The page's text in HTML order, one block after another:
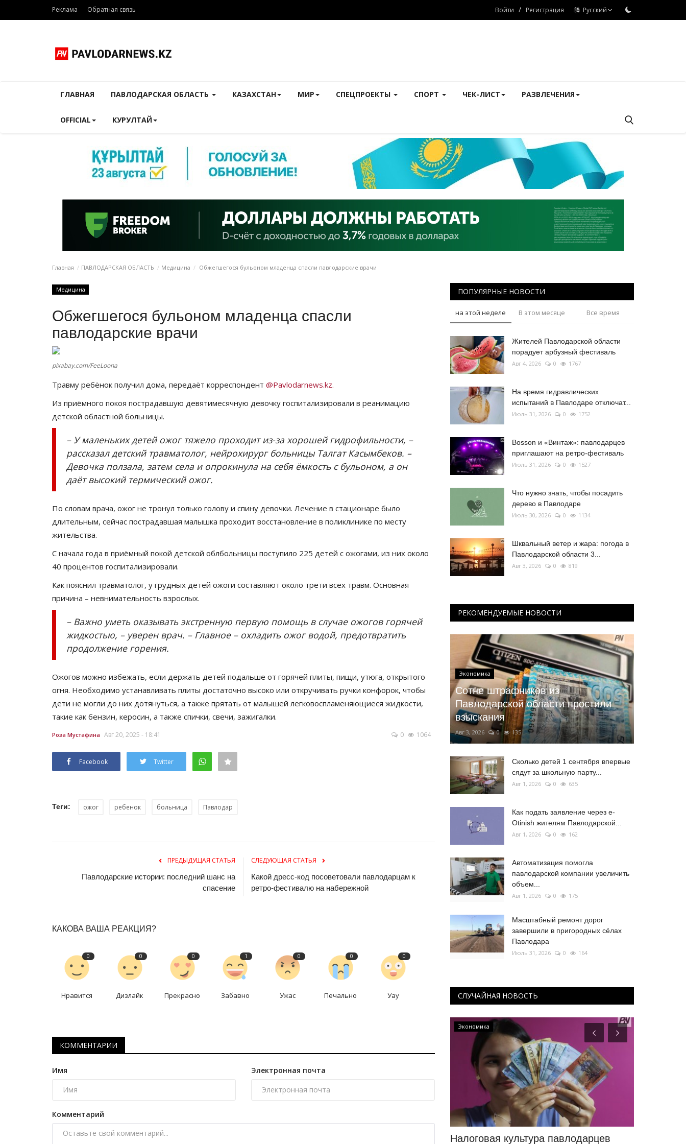
Реклама Обратная связь Войти / Регистрация Русский
ГЛАВНАЯ ПАВЛОДАРСКАЯ ОБЛАСТЬ КАЗАХСТАН МИР СПЕЦПРОЕКТЫ СПОРТ ЧЕК-ЛИСТ РАЗВЛЕЧЕНИЯ
OFFICIAL КУРУЛТАЙ
Главная ПАВЛОДАРСКАЯ ОБЛАСТЬ Медицина Обжегшегося бульоном младенца спасли павлодарские врачи
Медицина
Обжегшегося бульоном младенца спасли
павлодарские врачи
pixabay.com/FeeLoona
Травму ребёнок получил дома, передаёт корреспондент @Pavlodarnews.kz.
Из приёмного покоя пострадавшую девятимесячную девочку госпитализировали в реанимацию
детской областной больницы.
– У маленьких детей ожог тяжело проходит из-за хорошей гидрофильности, –
рассказал детский травматолог, нейрохирург больницы Талгат Касымбеков. –
Девочка ползала, затем села и опрокинула на себя ёмкость с бульоном, а он
даёт высокий термический ожог.
По словам врача, ожог не тронул только голову и спину девочки. Лечение в стационаре было
длительным, сейчас пострадавшая малышка проходит восстановление в поликлинике по месту
жительства.
С начала года в приёмный покой детской облбольницы поступило 225 детей с ожогами, из них около
40 процентов госпитализировали.
Как пояснил травматолог, у грудных детей ожоги составляют около трети всех травм. Основная
причина – невнимательность взрослых.
– Важно уметь оказывать экстренную первую помощь в случае ожогов горячей
жидкостью, – уверен врач. – Главное – охладить ожог водой, предотвратить
продолжение горения.
Ожогов можно избежать, если держать детей подальше от горячей плиты, пищи, утюга, открытого
огня. Необходимо устанавливать плиты достаточно высоко или откручивать ручки конфорок, чтобы
дети не могли до них дотянуться, а также прятать от малышей легковоспламеняющиеся жидкости,
такие как бензин, керосин, а также спички, свечи, зажигалки.
Роза Мустафина Авг 20, 2025 - 18:41 0 1064
Facebook Twitter
Теги: ожог ребенок больница Павлодар
ПРЕДЫДУЩАЯ СТАТЬЯ
Павлодарские истории: последний шанс на
спасение
СЛЕДУЮЩАЯ СТАТЬЯ
Какой дресс-код посоветовали павлодарцам к
ретро-фестивалю на набережной
КАКОВА ВАША РЕАКЦИЯ?
0
Нравится
0
Дизлайк
0
Прекрасно
1
Забавно
0
Ужас
0
Печально
0
Уау
КОММЕНТАРИИ
Имя Электронная почта
Комментарий
ПОПУЛЯРНЫЕ НОВОСТИ
на этой неделе В этом месяце Все время
Жителей Павлодарской области
порадует арбузный фестиваль
Авг 4, 2026 0 1767
На время гидравлических
испытаний в Павлодаре отключат...
Июль 31, 2026 0 1752
Bosson и «Винтаж»: павлодарцев
приглашают на ретро-фестиваль
Июль 31, 2026 0 1527
Что нужно знать, чтобы посадить
дерево в Павлодаре
Июль 30, 2026 0 1134
Шквальный ветер и жара: погода в
Павлодарской области 3...
Авг 3, 2026 0 819
РЕКОМЕНДУЕМЫЕ НОВОСТИ
Экономика
Сотне штрафников из
Павлодарской области простили
взыскания
Авг 3, 2026 0 135
Сколько детей 1 сентября впервые
сядут за школьную парту...
Авг 1, 2026 0 635
Как подать заявление через e-
Otinish жителям Павлодарской...
Авг 1, 2026 0 162
Автоматизация помогла
павлодарской компании увеличить
объем...
Авг 1, 2026 0 175
Масштабный ремонт дорог
завершили в пригородных сёлах
Павлодара
Июль 31, 2026 0 164
СЛУЧАЙНАЯ НОВОСТЬ
История вещей: магнитофон
Экономика
Налоговая культура павлодарцев